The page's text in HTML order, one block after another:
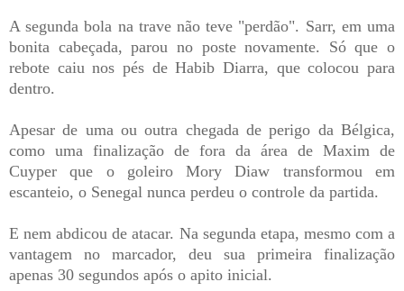
A segunda bola na trave não teve "perdão". Sarr, em uma
bonita cabeçada, parou no poste novamente. Só que o
rebote caiu nos pés de Habib Diarra, que colocou para
dentro.
Apesar de uma ou outra chegada de perigo da Bélgica,
como uma finalização de fora da área de Maxim de
Cuyper que o goleiro Mory Diaw transformou em
escanteio, o Senegal nunca perdeu o controle da partida.
E nem abdicou de atacar. Na segunda etapa, mesmo com a
vantagem no marcador, deu sua primeira finalização
apenas 30 segundos após o apito inicial.